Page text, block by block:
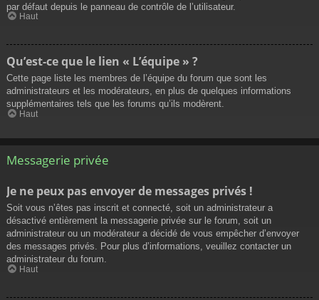
par défaut depuis le panneau de contrôle de l’utilisateur.
Haut
Qu’est-ce que le lien « L’équipe » ?
Cette page liste les membres de l’équipe du forum que sont les
administrateurs et les modérateurs, en plus de quelques informations
supplémentaires tels que les forums qu’ils modèrent.
Haut
Messagerie privée
Je ne peux pas envoyer de messages privés !
Soit vous n’êtes pas inscrit et connecté, soit un administrateur a
désactivé entièrement la messagerie privée sur le forum, soit un
administrateur ou un modérateur a décidé de vous empêcher d’envoyer
des messages privés. Pour plus d’informations, veuillez contacter un
administrateur du forum.
Haut